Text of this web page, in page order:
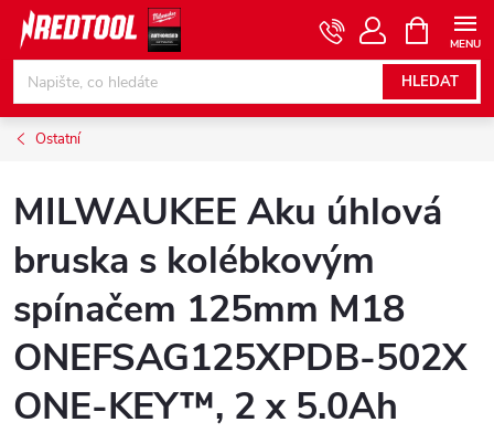
Přejít
obsah
HLEDAT
NÁKUPNÍ
KOŠÍK
Ostatní
MILWAUKEE Aku úhlová
bruska s kolébkovým
spínačem 125mm M18
ONEFSAG125XPDB-502X
ONE-KEY™, 2 x 5.0Ah